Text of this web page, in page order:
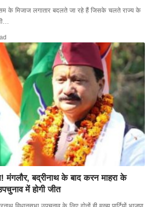
के मिजाज लगातार बदलते जा रहे हैं जिसके चलते राज्य के
मंगलौर, बद्रीनाथ के बाद करन माहरा के
में होगी जीत